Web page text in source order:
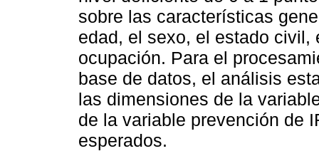
sobre las características
edad, el sexo, el estado
ocupación. Para el
base de datos, el análisis
las dimensiones de la
de la variable prevención de
esperados.